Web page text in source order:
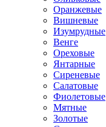
Оранжевые
Вишневые
Изумрудные
Венге
Ореховые
Янтарные
Сиреневые
Салатовые
Фиолетовые
Мятные
Золотые